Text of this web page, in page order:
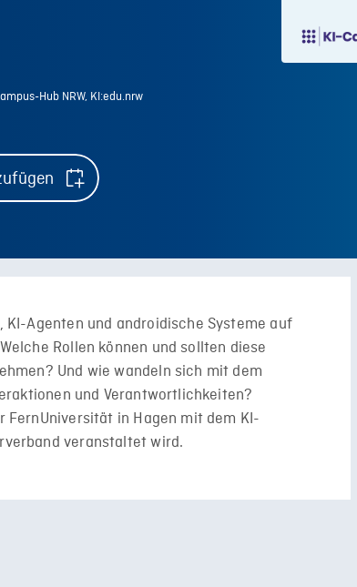
Hub NRW, KI:edu.nrw
Agenten und androidische Systeme auf
Rollen können und sollten diese
Und wie wandeln sich mit dem
und Verantwortlichkeiten?
in Hagen mit dem KI-
veranstaltet wird.